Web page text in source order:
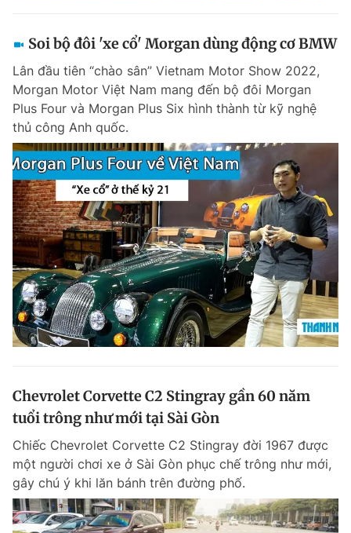
Soi bộ đôi 'xe cổ' Morgan dùng động cơ BMW
Lân đầu tiên “chào sân” Vietnam Motor Show 2022,
Morgan Motor Việt Nam mang đến bộ đôi Morgan
Plus Four và Morgan Plus Six hình thành từ kỹ nghệ
thủ công Anh quốc.
Chevrolet Corvette C2 Stingray gần 60 năm
tuổi trông như mới tại Sài Gòn
Chiếc Chevrolet Corvette C2 Stingray đời 1967 được
một người chơi xe ở Sài Gòn phục chế trông như mới,
gây chú ý khi lăn bánh trên đường phố.